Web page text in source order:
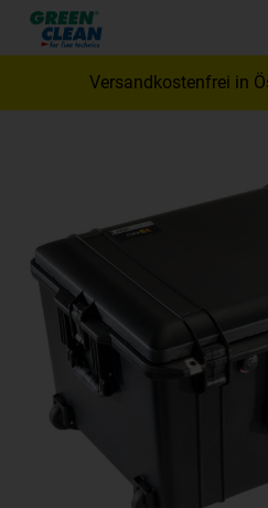
Versandkostenfrei in
Skip